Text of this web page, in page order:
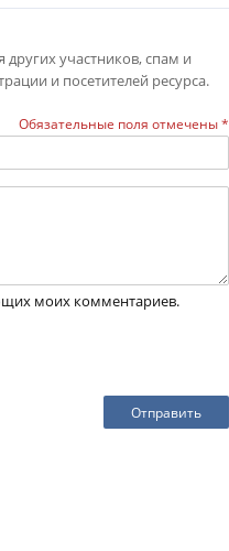
участников, спам и
и посетителей ресурса.
Обязательные поля отмечены *
моих комментариев.